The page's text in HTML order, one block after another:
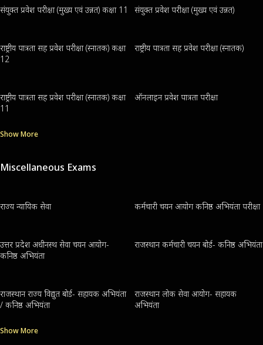
संयुक्त प्रवेश परीक्षा (मुख्य एवं उन्नत) कक्षा 11 संयुक्त प्रवेश परीक्षा (मुख्य एवं उन्नत)
राष्ट्रीय पात्रता सह प्रवेश परीक्षा (स्नातक) कक्षा
12
राष्ट्रीय पात्रता सह प्रवेश परीक्षा (स्नातक)
राष्ट्रीय पात्रता सह प्रवेश परीक्षा (स्नातक) कक्षा
11
ऑनलाइन प्रवेश पात्रता परीक्षा
Show More
Miscellaneous Exams
राज्य न्यायिक सेवा कर्मचारी चयन आयोग कनिष्ठ अभियंता परीक्षा
उत्तर प्रदेश अधीनस्थ सेवा चयन आयोग-
कनिष्ठ अभियंता
राजस्थान कर्मचारी चयन बोर्ड- कनिष्ठ अभियंता
राजस्थान राज्य विद्युत बोर्ड- सहायक अभियंता
/ कनिष्ठ अभियंता
राजस्थान लोक सेवा आयोग- सहायक
अभियंता
Show More